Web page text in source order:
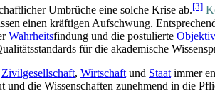
Umbrüche eine solche Krise ab.[3]
einen kräftigen Aufschwung.
Wahrheits­findung und die postulierte
für die akademische
Zivilgesellschaft, Wirtschaft und Staat immer
die Wissenschaften zunehmend in die